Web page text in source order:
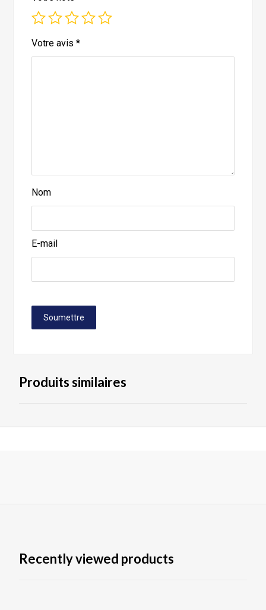
Votre avis*
Nom
E-mail
Produits similaires
Recently viewed products